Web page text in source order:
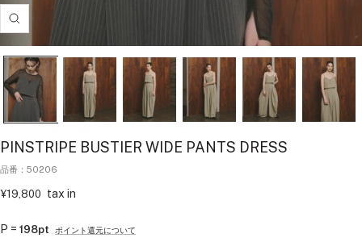
拡
大
す
る
PINSTRIPE BUSTIER WIDE PANTS DRESS
品番：50206
セ
ル
¥19,800 tax in
P = 198pt ポイント還元について